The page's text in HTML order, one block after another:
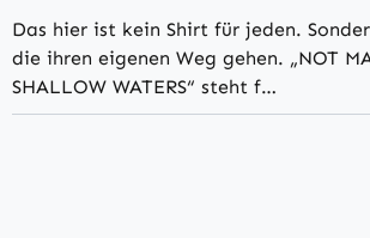
Das hier ist kein Shirt für jeden.
die ihren eigenen Weg gehen. „NOT
SHALLOW WATERS“ steht f…